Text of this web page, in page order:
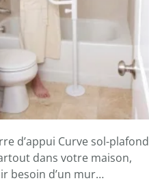
d’appui Curve sol-plafond
dans votre maison,
besoin d’un mur…